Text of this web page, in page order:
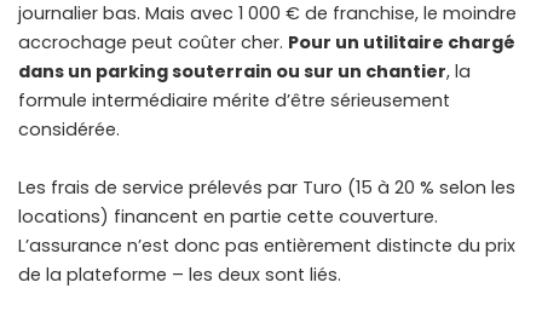
journalier bas. Mais avec 1 000 € de franchise, le moindre
accrochage peut coûter cher. Pour un utilitaire chargé
dans un parking souterrain ou sur un chantier, la
formule intermédiaire mérite d’être sérieusement
considérée.
Les frais de service prélevés par Turo (15 à 20 % selon les
locations) financent en partie cette couverture.
L’assurance n’est donc pas entièrement distincte du prix
de la plateforme – les deux sont liés.